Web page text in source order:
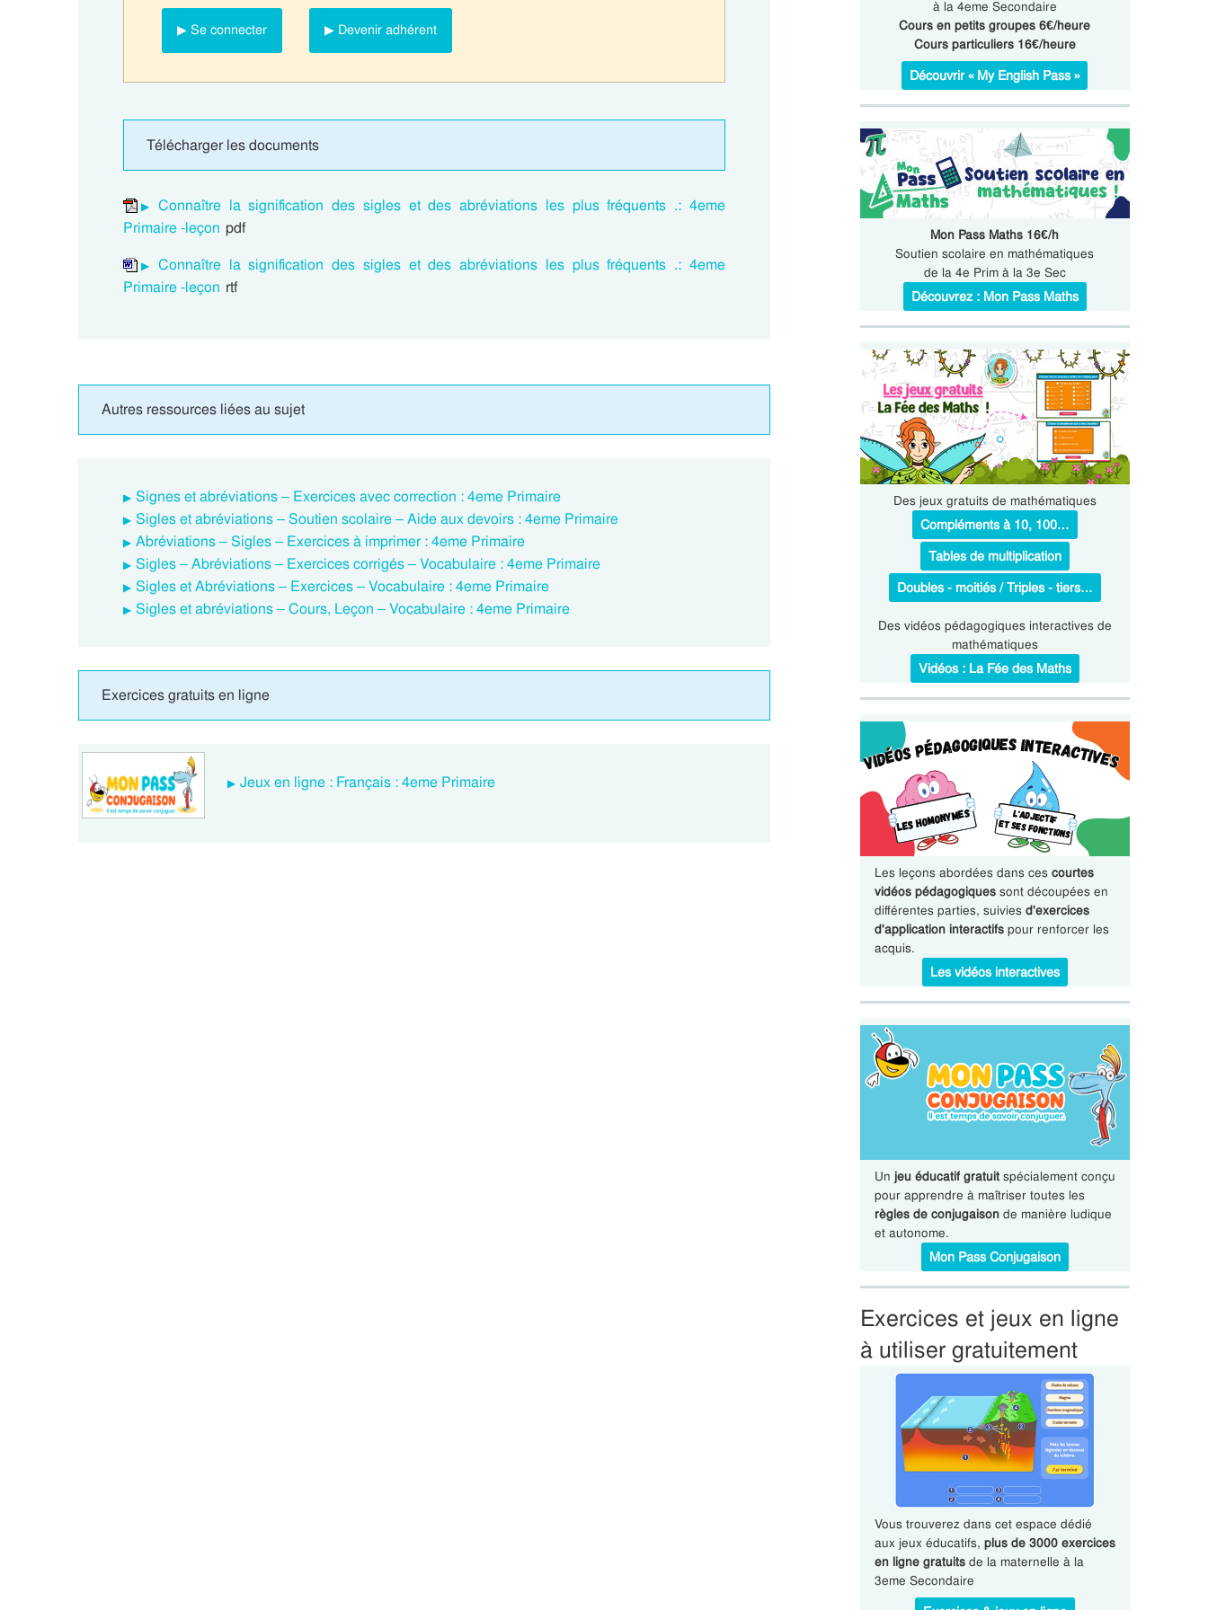
▶ Se connecter ▶ Devenir adhérent
Télécharger les documents
Connaître la signification des sigles et des abréviations les plus fréquents .: 4eme
Primaire -leçon pdf
Connaître la signification des sigles et des abréviations les plus fréquents .: 4eme
Primaire -leçon rtf
Autres ressources liées au sujet
Signes et abréviations – Exercices avec correction : 4eme Primaire
Sigles et abréviations – Soutien scolaire – Aide aux devoirs : 4eme Primaire
Abréviations – Sigles – Exercices à imprimer : 4eme Primaire
Sigles – Abréviations – Exercices corrigés – Vocabulaire : 4eme Primaire
Sigles et Abréviations – Exercices – Vocabulaire : 4eme Primaire
Sigles et abréviations – Cours, Leçon – Vocabulaire : 4eme Primaire
Exercices gratuits en ligne
Jeux en ligne : Français : 4eme Primaire
à la 4eme Secondaire
Cours en petits groupes 6€/heure
Cours particuliers 16€/heure
Découvrir « My English Pass »
Mon Pass Maths 16€/h
Soutien scolaire en mathématiques
de la 4e Prim à la 3e Sec
Découvrez : Mon Pass Maths
Des jeux gratuits de mathématiques
Compléments à 10, 100…
Tables de multiplication
Doubles - moitiés / Triples - tiers…
Des vidéos pédagogiques interactives de
mathématiques
Vidéos : La Fée des Maths
Les leçons abordées dans ces courtes
vidéos pédagogiquessont découpées en
différentes parties, suivies d'exercices
d'application interactifspour renforcer les
acquis.
Les vidéos interactives
Un jeu éducatif gratuitspécialement conçu
pour apprendre à maîtriser toutes les
règles de conjugaisonde manière ludique
et autonome.
Mon Pass Conjugaison
Exercices et jeux en ligne
à utiliser gratuitement
Vous trouverez dans cet espace dédié
aux jeux éducatifs, plus de 3000 exercices
en ligne gratuitsde la maternelle à la
3eme Secondaire